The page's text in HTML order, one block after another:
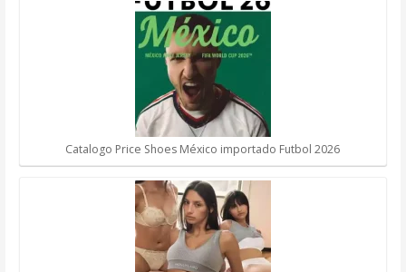
Catalogo Price Shoes México importado Futbol 2026